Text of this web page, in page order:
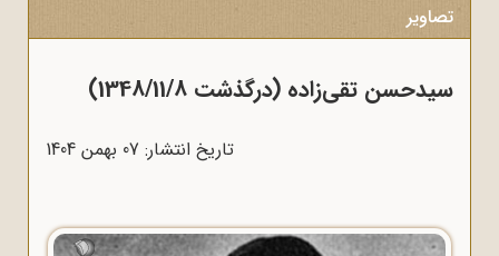
تصاویر
سیدحسن تقی‌زاده (درگذشت 1348/11/8)
تاریخ انتشار: 07 بهمن 1404